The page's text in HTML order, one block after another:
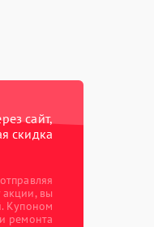
сайт,
скидка
вы
Купоном
ремонта